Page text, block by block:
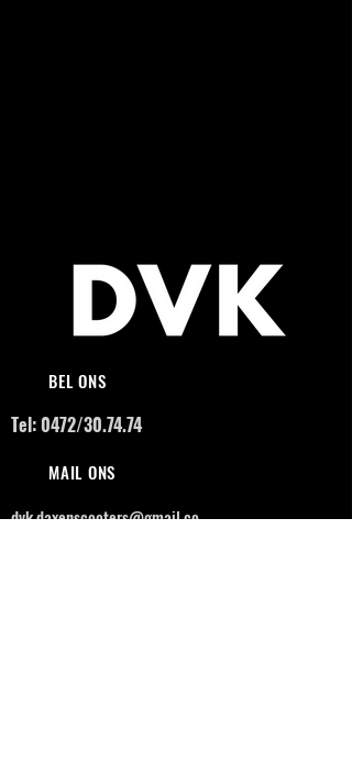
BEL ONS
Tel: 0472/30.74.74
MAIL ONS
dvk.daxenscooters@gmail.co